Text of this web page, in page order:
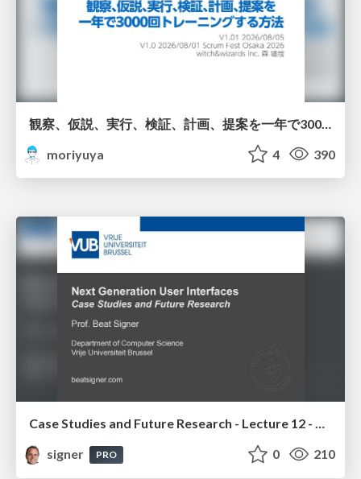
moriyuya
4 390
Case Studies and Future Research - Lecture 12 - Next Generation User Interfaces (4018166FNR)
signer
PRO 0 210